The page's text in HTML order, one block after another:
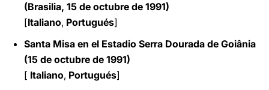
(Brasilia, 15 de octubre de 1991)
[Italiano, Portugués]
Santa Misa en el Estadio Serra Dourada de Goiânia
(15 de octubre de 1991)
[ Italiano, Portugués]